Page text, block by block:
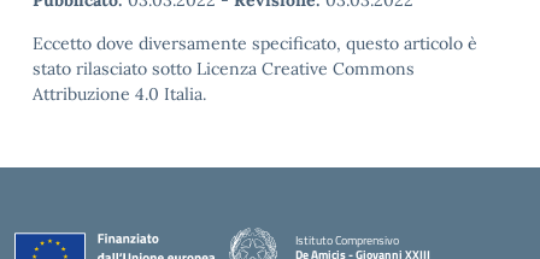
Eccetto dove diversamente specificato, questo articolo è
stato rilasciato sotto Licenza Creative Commons
Attribuzione 4.0 Italia.
Istituto Comprensivo
De Amicis - Giovanni XXIII